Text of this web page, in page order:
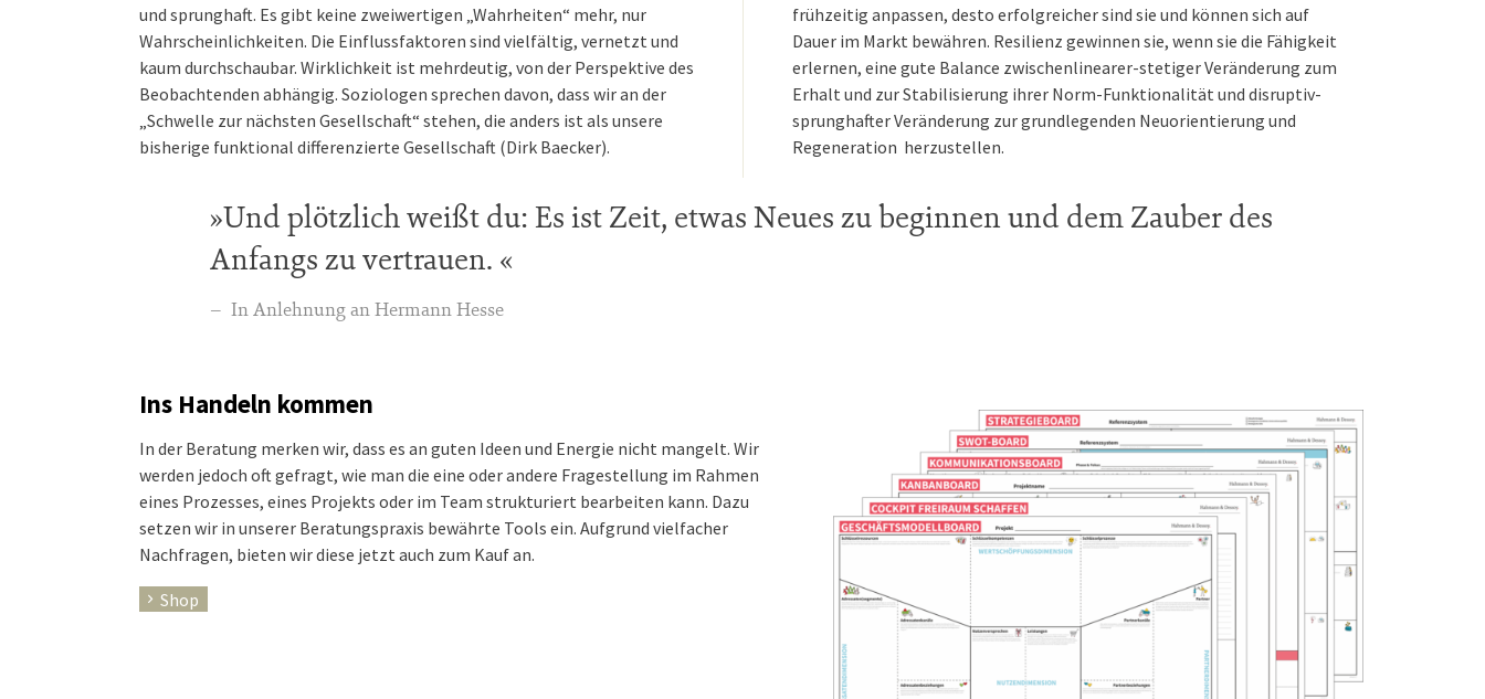
und sprunghaft. Es gibt keine zweiwertigen „Wahrheiten“ mehr, nur
Wahrscheinlichkeiten. Die Einflussfaktoren sind vielfältig, vernetzt und
kaum durchschaubar. Wirklichkeit ist mehrdeutig, von der Perspektive des
Beobachtenden abhängig. Soziologen sprechen davon, dass wir an der
„Schwelle zur nächsten Gesellschaft“ stehen, die anders ist als unsere
bisherige funktional differenzierte Gesellschaft (Dirk Baecker).
frühzeitig anpassen, desto erfolgreicher sind sie und können sich auf
Dauer im Markt bewähren. Resilienz gewinnen sie, wenn sie die Fähigkeit
erlernen, eine gute Balance zwischenlinearer-stetiger Veränderung zum
Erhalt und zur Stabilisierung ihrer Norm-Funktionalität und disruptiv-
sprunghafter Veränderung zur grundlegenden Neuorientierung und
Regeneration herzustellen.
Und plötzlich weißt du: Es ist Zeit, etwas Neues zu beginnen und dem Zauber des
Anfangs zu vertrauen.
In Anlehnung an Hermann Hesse
Ins Handeln kommen
In der Beratung merken wir, dass es an guten Ideen und Energie nicht mangelt. Wir
werden jedoch oft gefragt, wie man die eine oder andere Fragestellung im Rahmen
eines Prozesses, eines Projekts oder im Team strukturiert bearbeiten kann. Dazu
setzen wir in unserer Beratungspraxis bewährte Tools ein. Aufgrund vielfacher
Nachfragen, bieten wir diese jetzt auch zum Kauf an.
Shop